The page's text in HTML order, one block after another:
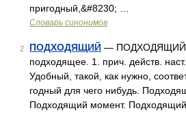
пригодный,&#8230; …
Словарь синонимов
2 ПОДХОДЯЩИЙ — ПОДХОДЯЩИЙ,
подходящее. 1. прич. действ.
Удобный, такой, как нужно,
годный для чего нибудь.
Подходящий момент.